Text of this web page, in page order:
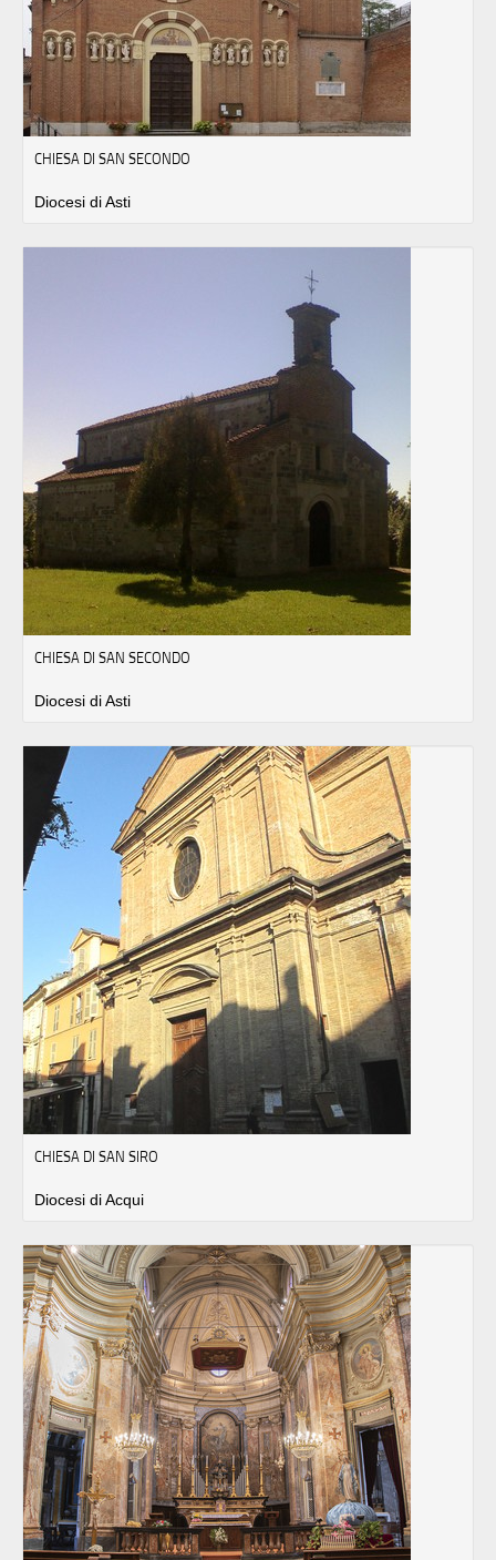
CHIESA DI SAN SECONDO
Diocesi di Asti
CHIESA DI SAN SECONDO
Diocesi di Asti
CHIESA DI SAN SIRO
Diocesi di Acqui